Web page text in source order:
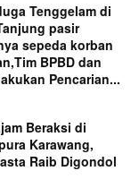
Tenggelam di
pasir
sepeda korban
BPBD dan
Pencarian...
Beraksi di
Karawang,
Raib Digondol